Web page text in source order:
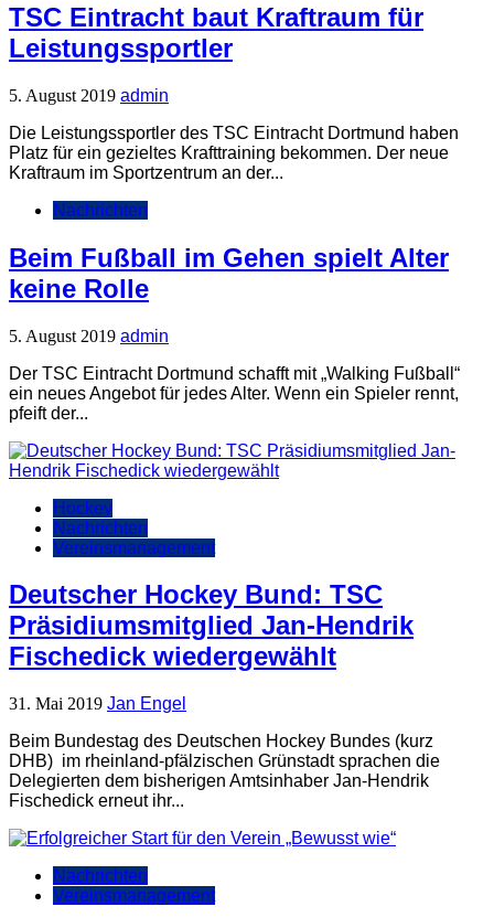
TSC Eintracht baut Kraftraum für
Leistungssportler
5. August 2019 admin
Die Leistungssportler des TSC Eintracht Dortmund haben
Platz für ein gezieltes Krafttraining bekommen. Der neue
Kraftraum im Sportzentrum an der...
Nachrichten
Beim Fußball im Gehen spielt Alter
keine Rolle
5. August 2019 admin
Der TSC Eintracht Dortmund schafft mit „Walking Fußball“
ein neues Angebot für jedes Alter. Wenn ein Spieler rennt,
pfeift der...
Hockey
Nachrichten
Vereinsmanagement
Deutscher Hockey Bund: TSC
Präsidiumsmitglied Jan-Hendrik
Fischedick wiedergewählt
31. Mai 2019 Jan Engel
Beim Bundestag des Deutschen Hockey Bundes (kurz
DHB) im rheinland-pfälzischen Grünstadt sprachen die
Delegierten dem bisherigen Amtsinhaber Jan-Hendrik
Fischedick erneut ihr...
Nachrichten
Vereinsmanagement